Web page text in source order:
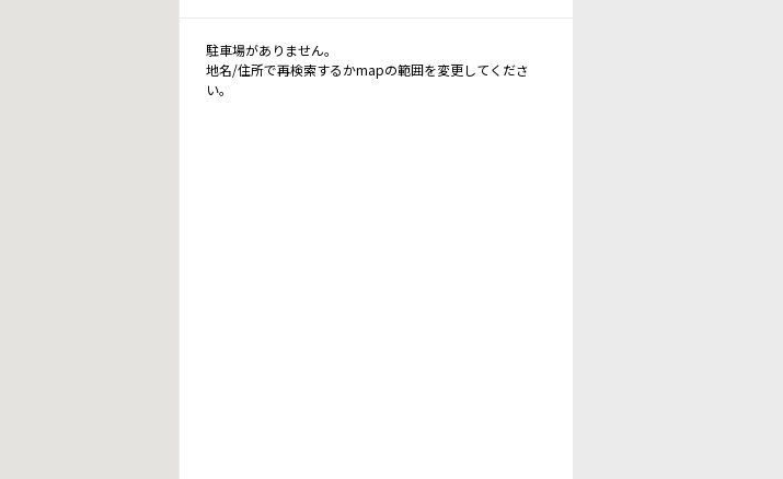
駐車場がありません。
地名/住所で再検索するかmapの範囲を変更してくださ
い。